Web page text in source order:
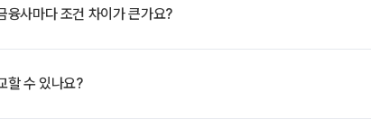
융사마다 조건 차이가 큰가요?
할 수 있나요?